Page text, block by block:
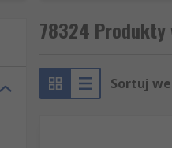
78324 Produkty
Sortuj